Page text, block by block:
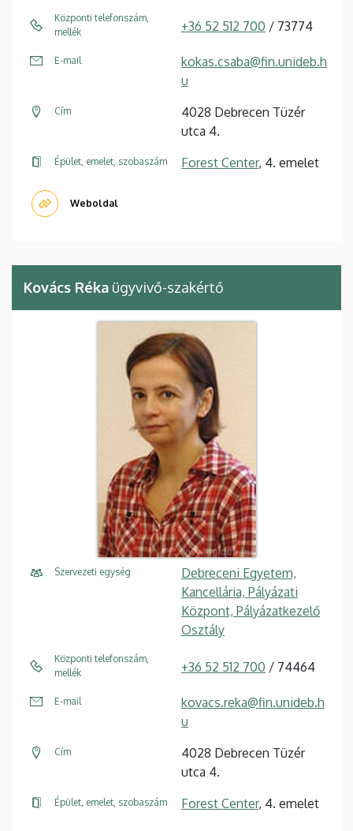
Központi telefonszám,
mellék
+36 52 512 700 / 73774
E-mail
kokas.csaba@fin.unideb.h
u
Cím
4028 Debrecen Tüzér
utca 4.
Épület, emelet, szobaszám Forest Center, 4. emelet
Weboldal
Kovács Réka ügyvivő-szakértő
Szervezeti egység
Debreceni Egyetem,
Kancellária, Pályázati
Központ, Pályázatkezelő
Osztály
Központi telefonszám,
mellék
+36 52 512 700 / 74464
E-mail
kovacs.reka@fin.unideb.h
u
Cím
4028 Debrecen Tüzér
utca 4.
Épület, emelet, szobaszám Forest Center, 4. emelet